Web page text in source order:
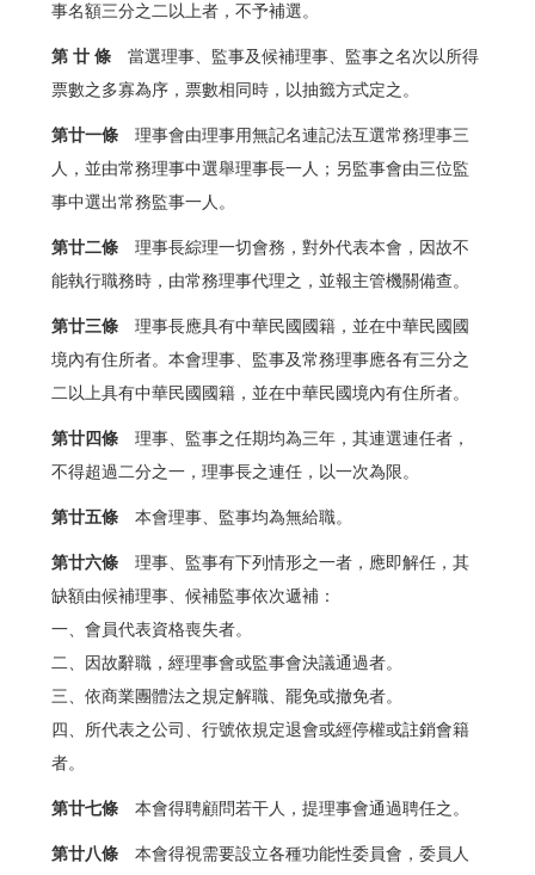
事名額三分之二以上者，不予補選。
第 廿 條當選理事、監事及候補理事、監事之名次以所得
票數之多寡為序，票數相同時，以抽籤方式定之。
第廿一條理事會由理事用無記名連記法互選常務理事三
人，並由常務理事中選舉理事長一人；另監事會由三位監
事中選出常務監事一人。
第廿二條理事長綜理一切會務，對外代表本會，因故不
能執行職務時，由常務理事代理之，並報主管機關備查。
第廿三條理事長應具有中華民國國籍，並在中華民國國
境內有住所者。本會理事、監事及常務理事應各有三分之
二以上具有中華民國國籍，並在中華民國境內有住所者。
第廿四條理事、監事之任期均為三年，其連選連任者，
不得超過二分之一，理事長之連任，以一次為限。
第廿五條本會理事、監事均為無給職。
第廿六條理事、監事有下列情形之一者，應即解任，其
缺額由候補理事、候補監事依次遞補：
一、會員代表資格喪失者。
二、因故辭職，經理事會或監事會決議通過者。
三、依商業團體法之規定解職、罷免或撤免者。
四、所代表之公司、行號依規定退會或經停權或註銷會籍
者。
第廿七條本會得聘顧問若干人，提理事會通過聘任之。
第廿八條本會得視需要設立各種功能性委員會，委員人